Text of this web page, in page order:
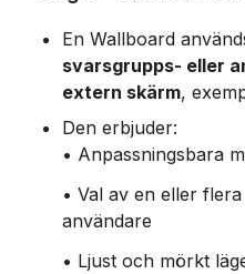
En Wallboard
svarsgrupps- eller
extern skärm,
Den erbjuder:
• Anpassningsbara
• Val av en eller
användare
• Ljust och mörkt